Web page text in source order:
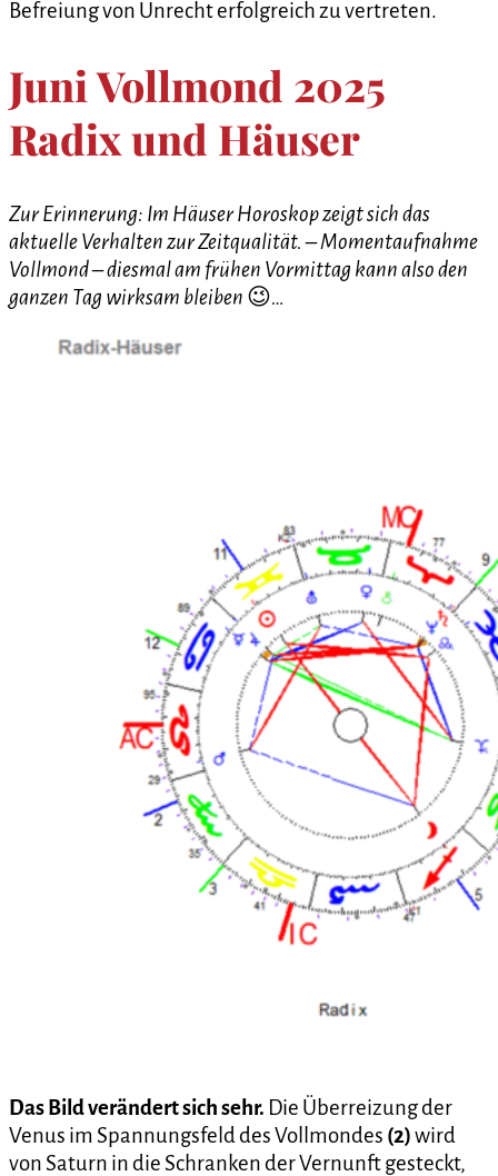
Befreiung von Unrecht erfolgreich zu vertreten.
Juni Vollmond 2025
Radix und Häuser
Zur Erinnerung: Im Häuser Horoskop zeigt sich das
aktuelle Verhalten zur Zeitqualität. – Momentaufnahme
Vollmond – diesmal am frühen Vormittag kann also den
ganzen Tag wirksam bleiben 😉…
Das Bild verändert sich sehr. Die Überreizung der
Venus im Spannungsfeld des Vollmondes (2)wird
von Saturn in die Schranken der Vernunft gesteckt,